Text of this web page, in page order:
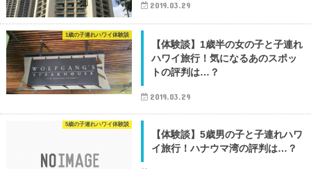
2019.03.29
1歳の子連れハワイ体験談
【体験談】1歳半の女の子と子連れ
ハワイ旅行！気になるあのスポッ
トの評判は…？
2019.03.29
5歳の子連れハワイ体験談
【体験談】5歳男の子と子連れハワ
イ旅行！ハナウマ湾の評判は…？